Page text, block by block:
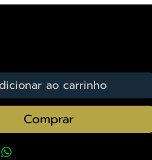
ao carrinho
Comprar